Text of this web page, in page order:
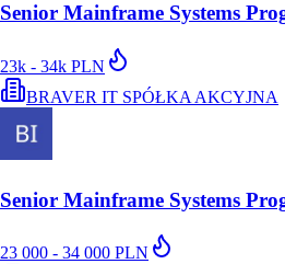
Senior Mainframe Systems
23k - 34k PLN
BRAVER IT SPÓŁKA AKCYJNA
Senior Mainframe Systems
23 000 - 34 000 PLN